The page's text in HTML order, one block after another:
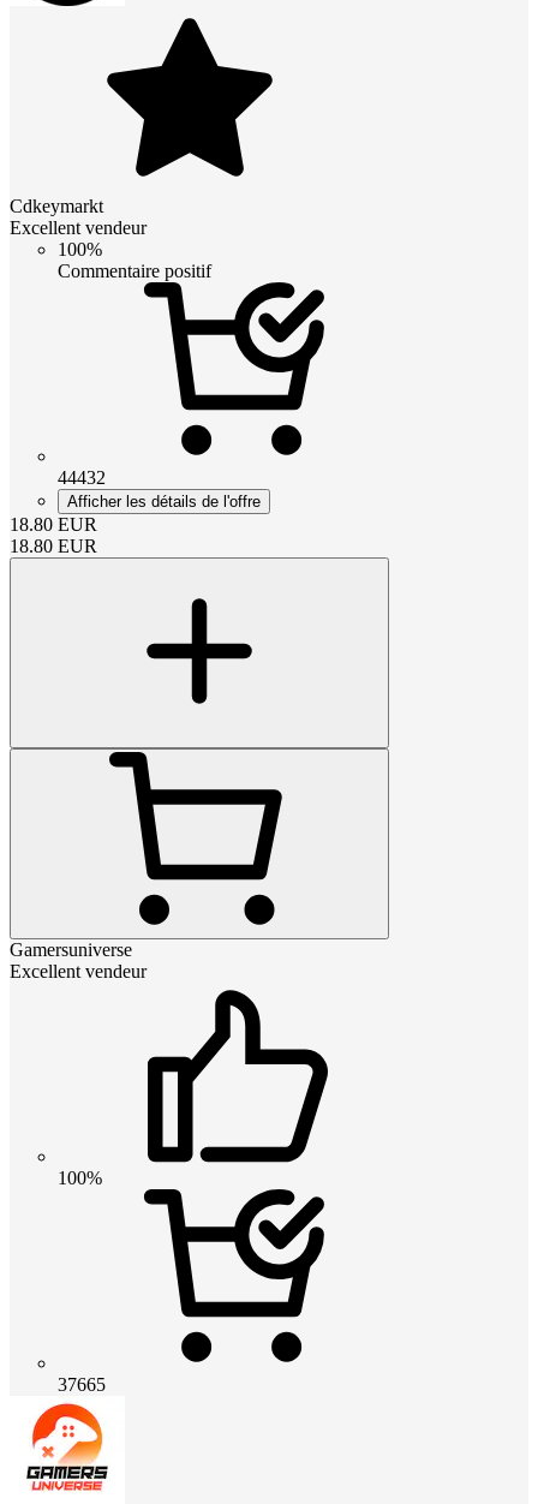
Cdkeymarkt
Excellent vendeur
100%
Commentaire positif
44432
Afficher les détails de l'offre
18.80 EUR
18.80 EUR
Gamersuniverse
Excellent vendeur
100%
37665